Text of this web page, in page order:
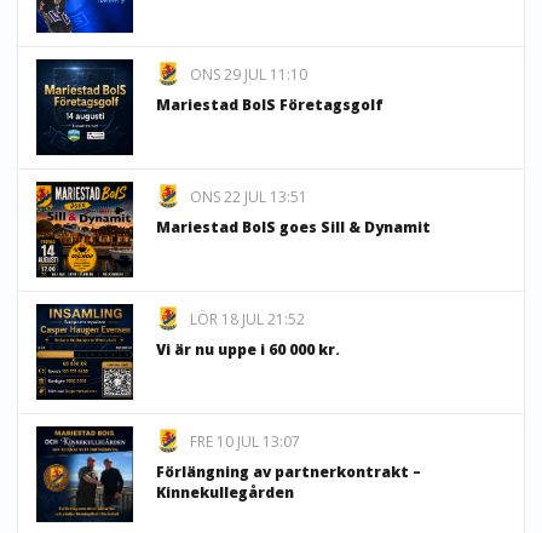
ONS 29 JUL 11:10
Mariestad BoIS Företagsgolf
ONS 22 JUL 13:51
Mariestad BoIS goes Sill & Dynamit
LÖR 18 JUL 21:52
Vi är nu uppe i 60 000 kr.
FRE 10 JUL 13:07
Förlängning av partnerkontrakt –
Kinnekullegården